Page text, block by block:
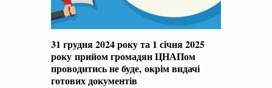
31 грудня 2024 року та 1 січня 2025
року прийом громадян ЦНАПом
проводитись не буде, окрім видачі
готових документів